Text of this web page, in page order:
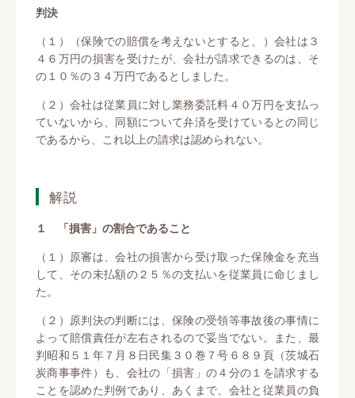
判決
（１）（保険での賠償を考えないとすると、）会社は３
４６万円の損害を受けたが、会社が請求できるのは、そ
の１０％の３４万円であるとしました。
（２）会社は従業員に対し業務委託料４０万円を支払っ
ていないから、同額について弁済を受けているとの同じ
であるから、これ以上の請求は認められない。
解説
１ 「損害」の割合であること
（１）原審は、会社の損害から受け取った保険金を充当
して、その未払額の２５％の支払いを従業員に命じまし
た。
（２）原判決の判断には、保険の受領等事故後の事情に
よって賠償責任が左右されるので妥当でない。また、最
判昭和５１年７月８日民集３０巻７号６８９頁（茨城石
炭商事事件）も、会社の「損害」の４分の１を請求する
ことを認めた判例であり、あくまで、会社と従業員の負